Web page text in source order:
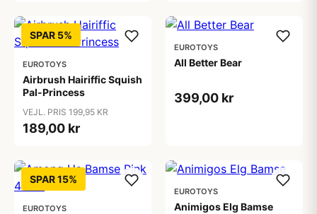
SPAR 5%
EUROTOYS
Airbrush Hairiffic Squish
Pal-Princess
VEJL. PRIS 199,95 KR
189,00 kr
EUROTOYS
All Better Bear
399,00 kr
SPAR 15%
EUROTOYS
EUROTOYS
Animigos Elg Bamse